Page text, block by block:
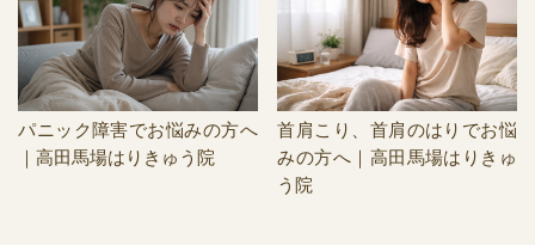
パニック障害でお悩みの方へ
｜高田馬場はりきゅう院
首肩こり、首肩のはりでお悩
みの方へ｜高田馬場はりきゅ
う院